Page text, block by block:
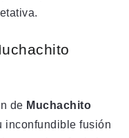
de Muchachito
inconfundible fusión